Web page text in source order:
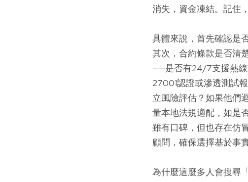
消失，資金凍結。記住
具體來說，首先確認是
其次，合約條款是否清
——是否有24/7支援熱線
27001認證或滲透測試
立風險評估？如果他們
量本地法規適配，如是
雖有口碑，但也存在仿
顧問，確保選擇基於事
為什麼這麼多人會搜尋